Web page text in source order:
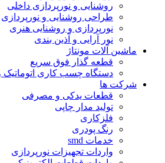
روشنایی و نورپردازی داخلی
طراحی روشنایی و نورپردازی
نورپردازی و روشنایی هنری
نور آرایی و آذین بندی
ماشین آلات مونتاژ
قطعه گذار فوق سریع
دستگاه چسب کاری اتوماتیک
شرکت ها
قطعات یدکی و مصرفی
تولید مدار چاپی
فلزکاری
رنگ پودری
خدمات smd
واردات تجهیزات نورپردازی